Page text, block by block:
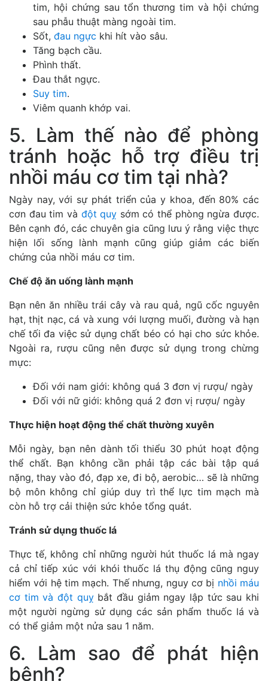
tim, hội chứng sau tổn thương tim và hội chứng
sau phẫu thuật màng ngoài tim.
Sốt, đau ngực khi hít vào sâu.
Tăng bạch cầu.
Phình thất.
Đau thắt ngực.
Suy tim.
Viêm quanh khớp vai.
5. Làm thế nào để phòng
tránh hoặc hỗ trợ điều trị
nhồi máu cơ tim tại nhà?
Ngày nay, với sự phát triển của y khoa, đến 80% các
cơn đau tim và đột quỵ sớm có thể phòng ngừa được.
Bên cạnh đó, các chuyên gia cũng lưu ý rằng việc thực
hiện lối sống lành mạnh cũng giúp giảm các biến
chứng của nhồi máu cơ tim.
Chế độ ăn uống lành mạnh
Bạn nên ăn nhiều trái cây và rau quả, ngũ cốc nguyên
hạt, thịt nạc, cá và xung với lượng muối, đường và hạn
chế tối đa việc sử dụng chất béo có hại cho sức khỏe.
Ngoài ra, rượu cũng nên được sử dụng trong chừng
mực:
Đối với nam giới: không quá 3 đơn vị rượu/ ngày
Đối với nữ giới: không quá 2 đơn vị rượu/ ngày
Thực hiện hoạt động thể chất thường xuyên
Mỗi ngày, bạn nên dành tối thiểu 30 phút hoạt động
thể chất. Bạn không cần phải tập các bài tập quá
nặng, thay vào đó, đạp xe, đi bộ, aerobic… sẽ là những
bộ môn không chỉ giúp duy trì thể lực tim mạch mà
còn hỗ trợ cải thiện sức khỏe tổng quát.
Tránh sử dụng thuốc lá
Thực tế, không chỉ những người hút thuốc lá mà ngay
cả chỉ tiếp xúc với khói thuốc lá thụ động cũng nguy
hiểm với hệ tim mạch. Thế nhưng, nguy cơ bị nhồi máu
cơ tim và đột quỵbắt đầu giảm ngay lập tức sau khi
một người ngừng sử dụng các sản phẩm thuốc lá và
có thể giảm một nửa sau 1 năm.
6. Làm sao để phát hiện
bệnh?